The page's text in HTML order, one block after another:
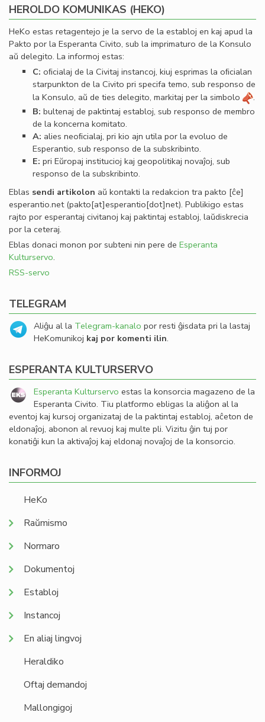
HEROLDO KOMUNIKAS (HEKO)
HeKo estas retagentejo je la servo de la establoj en kaj apud la
Pakto por la Esperanta Civito, sub la imprimaturo de la Konsulo
aŭ delegito. La informoj estas:
C: oﬁcialaj de la Civitaj instancoj, kiuj esprimas la oﬁcialan
starpunkton de la Civito pri specifa temo, sub responso de
la Konsulo, aŭ de ties delegito, markitaj per la simbolo
.
B: bultenaj de paktintaj establoj, sub responso de membro
de la koncerna komitato.
A: alies neoﬁcialaj, pri kio ajn utila por la evoluo de
Esperantio, sub responso de la subskribinto.
E: pri Eŭropaj institucioj kaj geopolitikaj novaĵoj, sub
responso de la subskribinto.
Eblas sendi artikolon aŭ kontakti la redakcion tra pakto [ĉe]
esperantio.net(pakto[at]esperantio[dot]net). Publikigo estas
rajto por esperantaj civitanoj kaj paktintaj establoj, laŭdiskrecia
por la ceteraj.
Eblas donaci monon por subteni nin pere de Esperanta
Kulturservo.
RSS-servo
TELEGRAM
Aliĝu al la Telegram-kanalo por resti ĝisdata pri la lastaj
HeKomunikoj kaj por komenti ilin.
ESPERANTA KULTURSERVO
Esperanta Kulturservo estas la konsorcia magazeno de la
Esperanta Civito. Tiu platformo ebligas la aliĝon al la
eventoj kaj kursoj organizataj de la paktintaj establoj, aĉeton de
eldonaĵoj, abonon al revuoj kaj multe pli. Vizitu ĝin tuj por
konatiĝi kun la aktivaĵoj kaj eldonaj novaĵoj de la konsorcio.
INFORMOJ
HeKo
Raŭmismo
Normaro
Dokumentoj
Establoj
Instancoj
En aliaj lingvoj
Heraldiko
Oftaj demandoj
Mallongigoj